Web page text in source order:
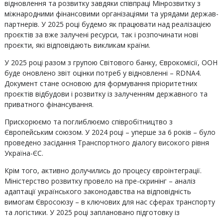
відновлення та розвитку завдяки співпраці Мінрозвитку з
міжнародними фінансовими організаціями та урядами держав-
партнерів. У 2025 році будемо як працювати над реалізацією
проєктів за вже залучені ресурси, так і розпочинати нові
проєкти, які відповідають викликам країни.
У 2025 році разом з групою Світового банку, Єврокомісії, ООН
буде оновлено звіт оцінки потреб у відновленні – RDNA4.
Документ стане основою для формування пріоритетних
проєктів відбудови і розвитку із залученням державного та
приватного фінансування.
Прискорюємо та поглиблюємо співробітництво з
Європейським союзом. У 2024 році – уперше за 6 років – було
проведено засідання Транспортного діалогу високого рівня
Україна-ЄС.
Крім того, активно долучились до процесу євроінтеграції.
Міністерство розвитку провело на пре-скринінг – аналіз
адаптації українського законодавства на відповідність
вимогам Євросоюзу – в ключових для нас сферах транспорту
та логістики. У 2025 році заплановано підготовку із